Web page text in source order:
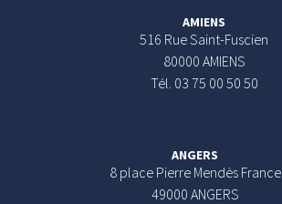
AMIENS
516 Rue Saint-Fuscien
80000 AMIENS
Tél. 03 75 00 50 50
ANGERS
8 place Pierre Mendès France
49000 ANGERS